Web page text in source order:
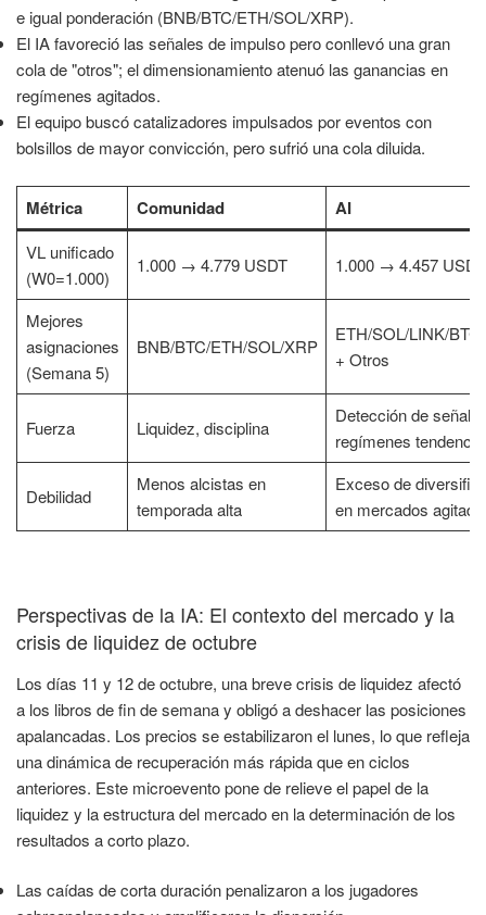
e igual ponderación (BNB/BTC/ETH/SOL/XRP).
El IA favoreció las señales de impulso pero conllevó una gran
cola de "otros"; el dimensionamiento atenuó las ganancias en
regímenes agitados.
El equipo buscó catalizadores impulsados por eventos con
bolsillos de mayor convicción, pero sufrió una cola diluida.
Métrica Comunidad AI
VL unificado
(W0=1.000)
1.000 → 4.779 USDT 1.000 → 4.457 USDT
Mejores
asignaciones
(Semana 5)
BNB/BTC/ETH/SOL/XRP
ETH/SOL/LINK/
+ Otros
Fuerza Liquidez, disciplina
Detección de
regímenes
Debilidad
Menos alcistas en
temporada alta
Exceso de
en mercados
Perspectivas de la IA: El contexto del mercado y la
crisis de liquidez de octubre
Los días 11 y 12 de octubre, una breve crisis de liquidez afectó
a los libros de fin de semana y obligó a deshacer las posiciones
apalancadas. Los precios se estabilizaron el lunes, lo que refleja
una dinámica de recuperación más rápida que en ciclos
anteriores. Este microevento pone de relieve el papel de la
liquidez y la estructura del mercado en la determinación de los
resultados a corto plazo.
Las caídas de corta duración penalizaron a los jugadores